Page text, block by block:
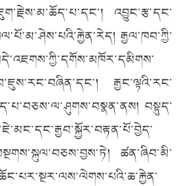
འབྱུང་རྩ་དང་
རྒྱལ་ཁབ་ཀྱི་
རྒྱང་ལྟའི་རང་
བསྟུད་
ཚན་ཞིབ་མི་